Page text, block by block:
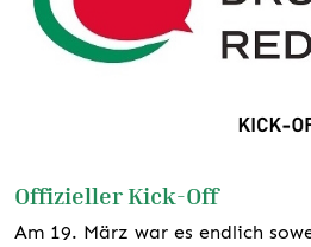
Offizieller Kick-Off
Am 19. März war es endlich